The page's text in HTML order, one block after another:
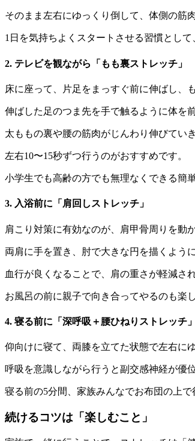
そのまま左右にゆっくり倒して、体側の筋
1日を気持ちよくスタートさせる習慣とし
2. テレビを観ながら「もも裏ストレッチ」
床に座って、片足をまっすぐ前に伸ばし、
伸ばした足のつま先を手で触るように体を
太ももの裏や腰の筋肉がじんわり伸びていき
左右10〜15秒ずつ行うのがおすすめです。
小学生でも高齢の方でも無理なくできる簡
3. 入浴前に「肩回しストレッチ」
肩こり対策に有効なのが、肩甲骨周りを動
両肩に手を置き、肘で大きな円を描くよう
血行が良くなることで、肩の重さが軽減され
お風呂の前に親子で向き合ってやるのも楽
4. 寝る前に「深呼吸＋腰ひねりストレッチ」
仰向けに寝て、両膝を立てた状態で左右に
呼吸を意識しながら行うと副交感神経が優
寝る前の5分間、家族みんなでお布団の上
続けるコツは「楽しむこと」